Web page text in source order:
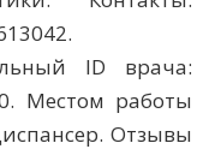
ID врача:
Местом работы
Отзывы